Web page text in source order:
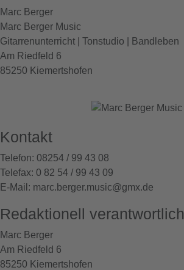
Marc Berger
Marc Berger Music
Gitarrenunterricht | Tonstudio | Bandleben
Am Riedfeld 6
85250 Kiemertshofen
Kontakt
Telefon: 08254 / 99 43 08
Telefax: 0 82 54 / 99 43 09
E-Mail: marc.berger.music@gmx.de
Redaktionell verantwortlich
Marc Berger
Am Riedfeld 6
85250 Kiemertshofen